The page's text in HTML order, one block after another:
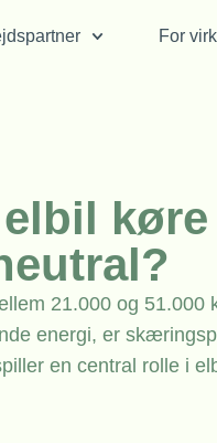
For
21.000 og
energi, er
en central rolle i